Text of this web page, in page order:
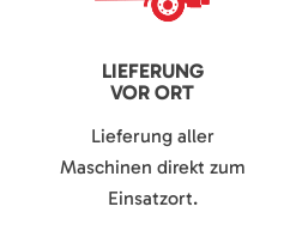
LIEFERUNG
VOR ORT
Lieferung aller
Maschinen direkt zum
Einsatzort.